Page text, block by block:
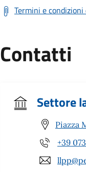
Termini e
Contatti
Settore
Piazza
+39